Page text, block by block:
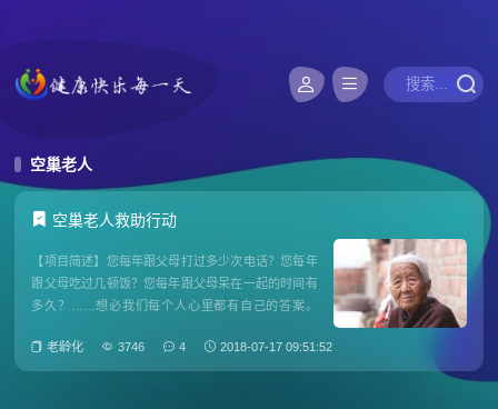
空巢老人
空巢老人救助行动
【项目简述】您每年跟父母打过多少次电话？您每年
跟父母吃过几顿饭？您每年跟父母呆在一起的时间有
多久？……想必我们每个人心里都有自己的答案。
少人的心。这位70多岁的老人独自在家中，因子女疏
于照顾，饿的吃起了棉花胎。老人被发现时斜躺在床
老龄化 3746 4 2018-07-17 09:51:52